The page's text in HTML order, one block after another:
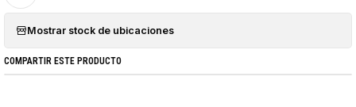
Mostrar stock de ubicaciones
COMPARTIR ESTE PRODUCTO